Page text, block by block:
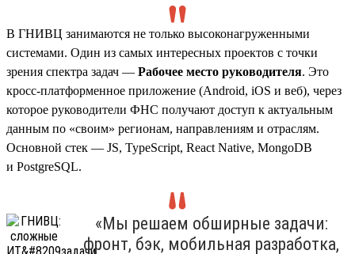
В ГНИВЦ занимаются не только высоконагруженными
системами. Один из самых интересных проектов с точки
зрения спектра задач — Рабочее место руководителя. Это
кросс-платформенное приложение (Android, iOS и веб), через
которое руководители ФНС получают доступ к актуальным
данным по «своим» регионам, направлениям и отраслям.
Основной стек — JS, TypeScript, React Native, MongoDB
и PostgreSQL.
«Мы решаем обширные задачи:
фронт, бэк, мобильная разработка,